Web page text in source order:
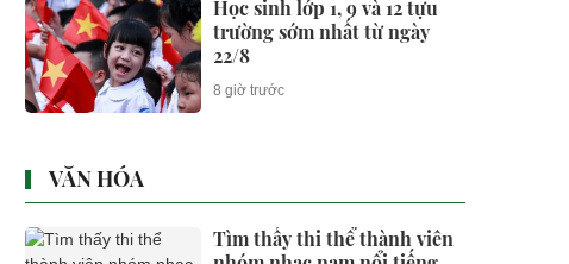
Học sinh lớp 1, 9 và 12 tựu
trường sớm nhất từ ngày
22/8
8 giờ trước
VĂN HÓA
Tìm thấy thi thể thành viên